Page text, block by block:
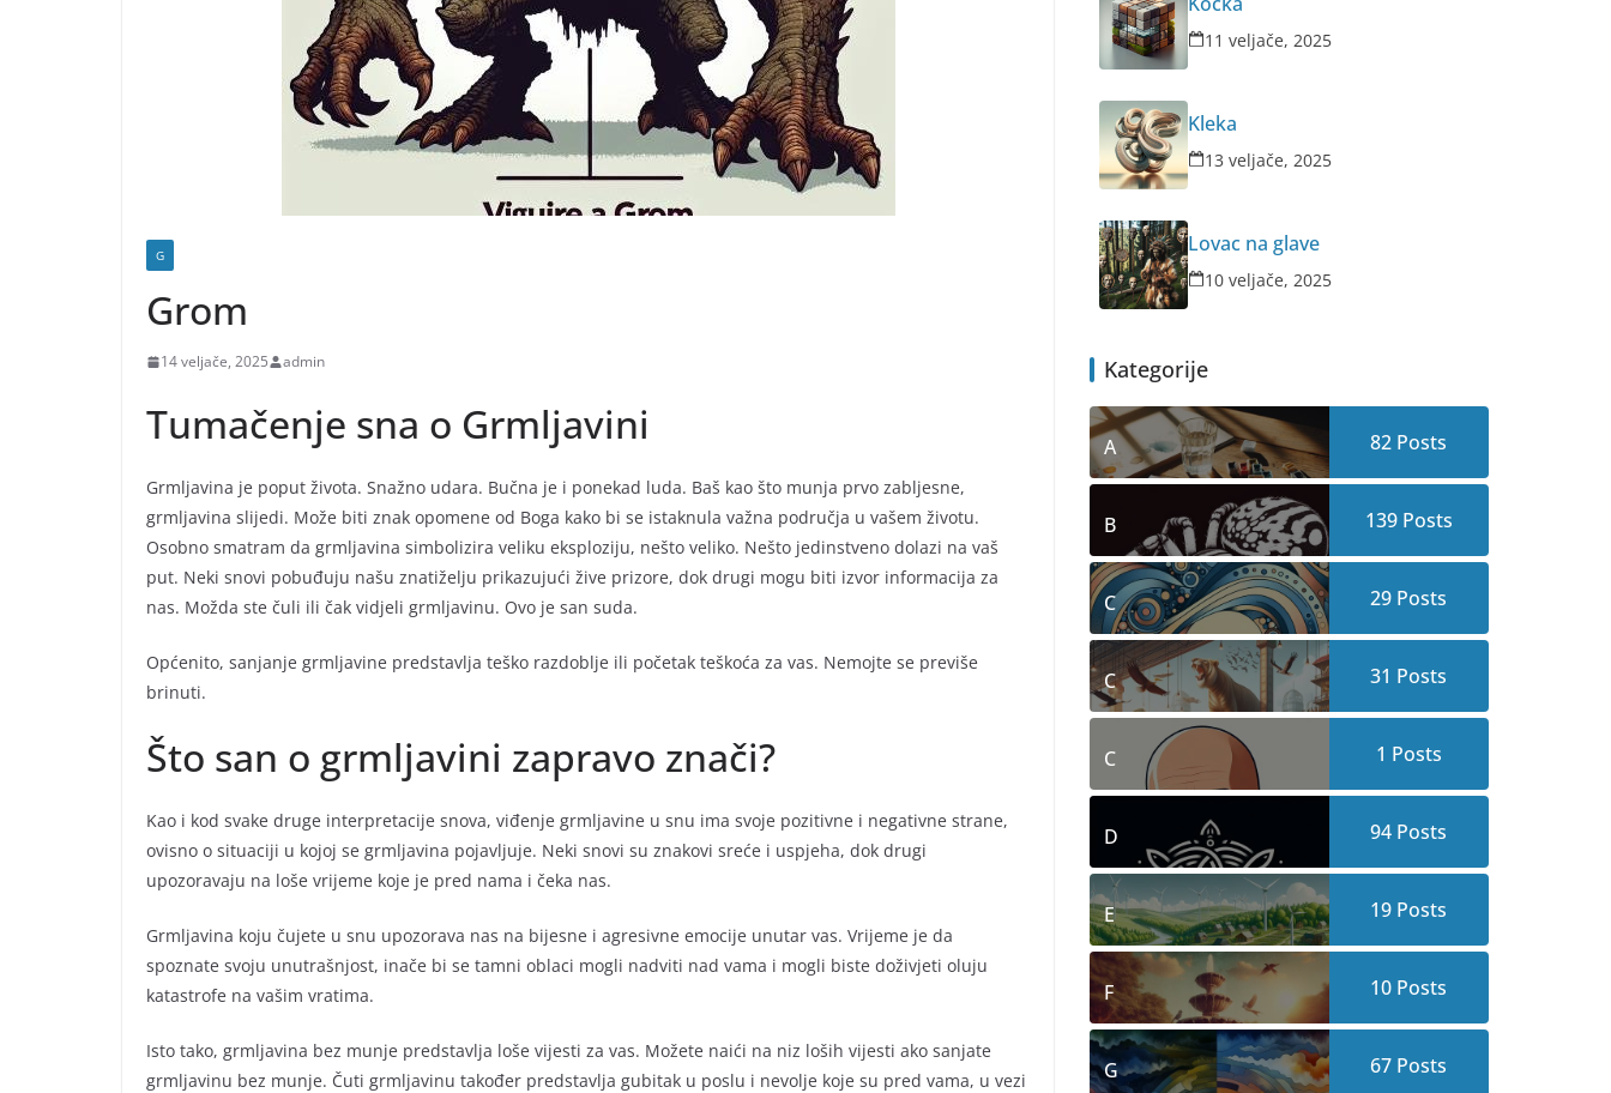
G
Grom
14 veljače, 2025 admin
Tumačenje sna o Grmljavini
Grmljavina je poput života. Snažno udara. Bučna je i ponekad luda. Baš kao što munja prvo zabljesne,
grmljavina slijedi. Može biti znak opomene od Boga kako bi se istaknula važna područja u vašem životu.
Osobno smatram da grmljavina simbolizira veliku eksploziju, nešto veliko. Nešto jedinstveno dolazi na vaš
put. Neki snovi pobuđuju našu znatiželju prikazujući žive prizore, dok drugi mogu biti izvor informacija za
nas. Možda ste čuli ili čak vidjeli grmljavinu. Ovo je san suda.
Općenito, sanjanje grmljavine predstavlja teško razdoblje ili početak teškoća za vas. Nemojte se previše
brinuti.
Što san o grmljavini zapravo znači?
Kao i kod svake druge interpretacije snova, viđenje grmljavine u snu ima svoje pozitivne i negativne strane,
ovisno o situaciji u kojoj se grmljavina pojavljuje. Neki snovi su znakovi sreće i uspjeha, dok drugi
upozoravaju na loše vrijeme koje je pred nama i čeka nas.
Grmljavina koju čujete u snu upozorava nas na bijesne i agresivne emocije unutar vas. Vrijeme je da
spoznate svoju unutrašnjost, inače bi se tamni oblaci mogli nadviti nad vama i mogli biste doživjeti oluju
katastrofe na vašim vratima.
Isto tako, grmljavina bez munje predstavlja loše vijesti za vas. Možete naići na niz loših vijesti ako sanjate
grmljavinu bez munje. Čuti grmljavinu također predstavlja gubitak u poslu i nevolje koje su pred vama, u vezi
11 veljače, 2025
Kleka
13 veljače, 2025
Lovac na glave
10 veljače, 2025
Kategorije
A 82 Posts
B 139Posts
C 29 Posts
C 31 Posts
C 1 Posts
D 94 Posts
E 19 Posts
F 10 Posts
G 67 Posts